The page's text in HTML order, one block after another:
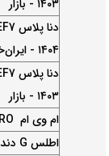
۱۴۰۳ - بازار
۱۴۰۴ - ایران‌خودرو - بازار
۱۴۰۳ - بازار
ام وی ام X22PRO دنده‌ای ۱۴۰۳ - بازار
اطلس G دنده‌ای ۱۴۰۳ - بازار